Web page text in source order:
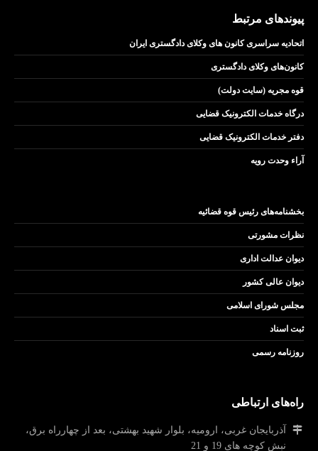
پیوندهای مرتبط
اتحادیه سراسری کانون های وکلای دادگستری ایران
کانون‌های وکلای دادگستری
قوه مجریه (سایت دولت)
درگاه خدمات الکترونیک قضایی
دفتر خدمات الکترونیک قضایی
آراء وحدت رویه
بخشنامه‌های رئیس قوه قضائیه
نظرات مشورتی
دیوان عدالت اداری
دیوان عالی کشور
مجلس شورای اسلامی
ثبت اسناد
روزنامه رسمی
راه‌های ارتباطی
آذربایجان غربی، ارومیه، بلوار شهید بهشتی، بعد از چهارراه برق،
نبش کوچه های 19 و 21